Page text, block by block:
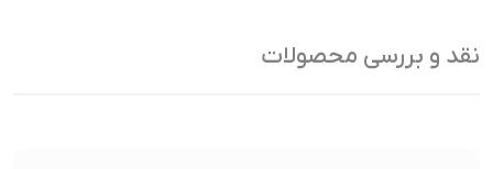
ظرفیت:
نقد و بررسی محصولات